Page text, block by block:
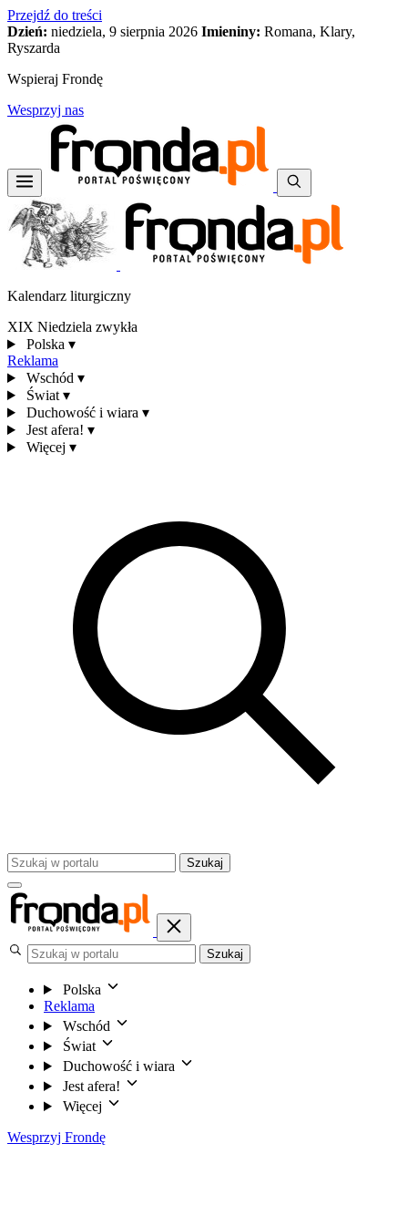
Przejdź do treści
Dzień: niedziela, 9 sierpnia 2026 Imieniny: Romana, Klary,
Ryszarda
Wspieraj Frondę
Wesprzyj nas
Kalendarz liturgiczny
XIX Niedziela zwykła
Polska ▾
Reklama
Wschód ▾
Świat ▾
Duchowość i wiara ▾
Jest afera! ▾
Więcej ▾
Szukaj
Szukaj
Polska
Reklama
Wschód
Świat
Duchowość i wiara
Jest afera!
Więcej
Wesprzyj Frondę